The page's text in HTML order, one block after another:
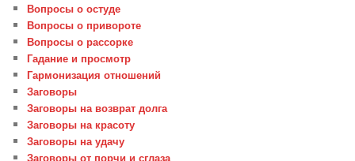
Вопросы о остуде
Вопросы о привороте
Вопросы о рассорке
Гадание и просмотр
Гармонизация отношений
Заговоры
Заговоры на возврат долга
Заговоры на красоту
Заговоры на удачу
Заговоры от порчи и сглаза